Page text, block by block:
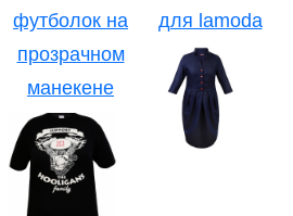
футболок на
прозрачном
манекене
для lamoda